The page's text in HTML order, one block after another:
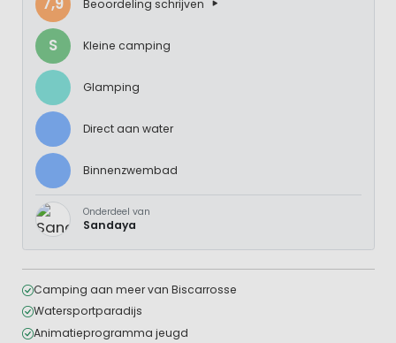
Beoordeling schrijven
S Kleine camping
Glamping
Direct aan water
Binnenzwembad
Onderdeel van
Sandaya
Camping aan meer van Biscarrosse
Watersportparadijs
Animatieprogramma jeugd